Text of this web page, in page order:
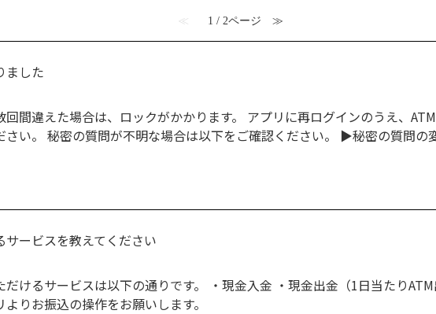
≪ 1 / 2ページ ≫
ました
間違えた場合は、ロックがかかります。 アプリに再ログインのうえ、
さい。 秘密の質問が不明な場合は以下をご確認ください。 ▶秘密の質問の
ービスを教えてください
だけるサービスは以下の通りです。 ・現金入金 ・現金出金（1日当たり
りお振込の操作をお願いします。